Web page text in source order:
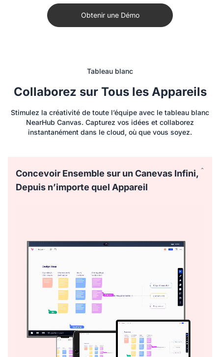
parfaitement à vos applications de réunion préférées telles
que Microsoft Teams, Zoom, Google Meet, WebEx, et bien
plus encore. Lancez une visioconférence immersive en un
Obtenir une Démo
Tableau blanc
Collaborez sur Tous les Appareils
Stimulez la créativité de toute l’équipe avec le tableau blanc
NearHub Canvas. Capturez vos idées et collaborez
instantanément dans le cloud, où que vous soyez.
Concevoir Ensemble sur un Canevas Infini,
Depuis n’importe quel Appareil